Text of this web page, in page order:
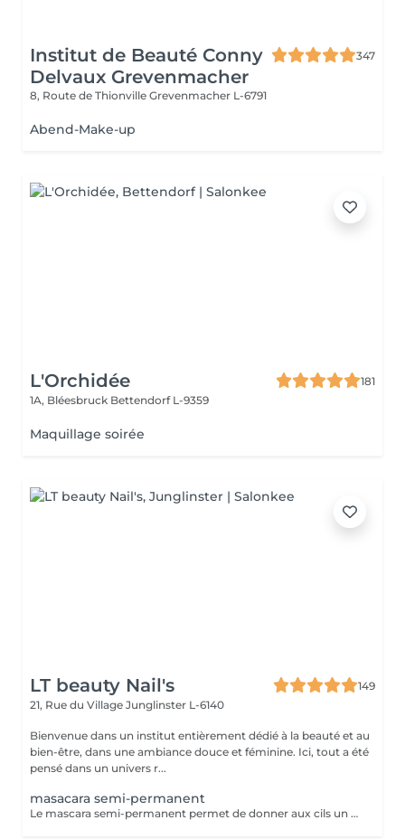
Institut de Beauté Conny
Delvaux Grevenmacher
347
8, Route de Thionville Grevenmacher L-6791
Abend-Make-up
L'Orchidée
181
1A, Bléesbruck Bettendorf L-9359
Maquillage soirée
LT beauty Nail's
149
21, Rue du Village Junglinster L-6140
Bienvenue dans un institut entièrement dédié à la beauté et au
bien-être, dans une ambiance douce et féminine. Ici, tout a été
pensé dans un univers r...
masacara semi-permanent
Le mascara semi-permanent permet de donner aux cils un effet maquillé durable sans avoir besoin d'appliquer du mascara tout les jours. aspect plus épais et allongé regard intensifié sans maquillage tenue 3 a 4 semaines